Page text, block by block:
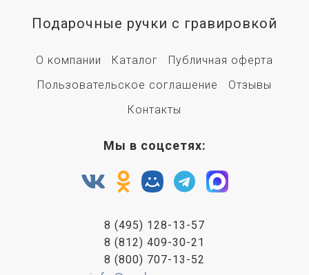
Подарочные ручки с гравировкой
О компании Каталог
Публичная оферта
Пользовательское соглашение
Отзывы
Контакты
Мы в соцсетях:
8 (495) 128-13-57
8 (812) 409-30-21
8 (800) 707-13-52